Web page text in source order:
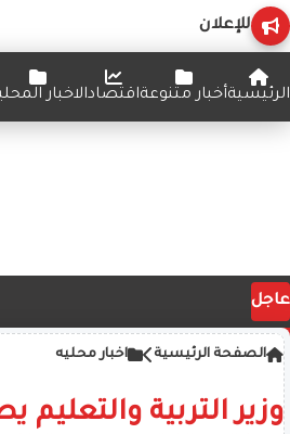
للإعلان
الرئيسيةأخبار متنوعةاقتصادالاخبار
عاجل
الصفحة الرئيسية اخبار محليه
وزير التربية